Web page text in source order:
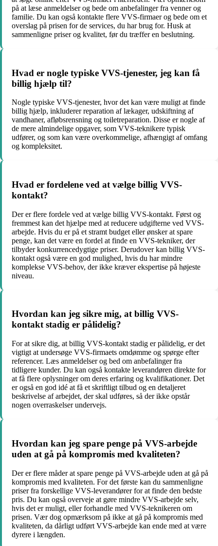
på at læse anmeldelser og bede om anbefalinger fra venner og
familie. Du kan også kontakte flere VVS-firmaer og bede om et
overslag på prisen for de services, du har brug for. Husk at
sammenligne priser og kvalitet, før du træffer en beslutning.
Hvad er nogle typiske VVS-tjenester, jeg kan få
billig hjælp til?
Nogle typiske VVS-tjenester, hvor det kan være muligt at finde
billig hjælp, inkluderer reparation af lækager, udskiftning af
vandhaner, afløbsrensning og toiletreparation. Disse er nogle af
de mere almindelige opgaver, som VVS-teknikere typisk
udfører, og som kan være overkommelige, afhængigt af omfang
og kompleksitet.
Hvad er fordelene ved at vælge billig VVS-
kontakt?
Der er flere fordele ved at vælge billig VVS-kontakt. Først og
fremmest kan det hjælpe med at reducere udgifterne ved VVS-
arbejde. Hvis du er på et stramt budget eller ønsker at spare
penge, kan det være en fordel at finde en VVS-tekniker, der
tilbyder konkurrencedygtige priser. Derudover kan billig VVS-
kontakt også være en god mulighed, hvis du har mindre
komplekse VVS-behov, der ikke kræver ekspertise på højeste
niveau.
Hvordan kan jeg sikre mig, at billig VVS-
kontakt stadig er pålidelig?
For at sikre dig, at billig VVS-kontakt stadig er pålidelig, er det
vigtigt at undersøge VVS-firmaets omdømme og spørge efter
referencer. Læs anmeldelser og bed om anbefalinger fra
tidligere kunder. Du kan også kontakte leverandøren direkte for
at få flere oplysninger om deres erfaring og kvalifikationer. Det
er også en god idé at få et skriftligt tilbud og en detaljeret
beskrivelse af arbejdet, der skal udføres, så der ikke opstår
nogen overraskelser undervejs.
Hvordan kan jeg spare penge på VVS-arbejde
uden at gå på kompromis med kvaliteten?
Der er flere måder at spare penge på VVS-arbejde uden at gå på
kompromis med kvaliteten. For det første kan du sammenligne
priser fra forskellige VVS-leverandører for at finde den bedste
pris. Du kan også overveje at gøre mindre VVS-arbejde selv,
hvis det er muligt, eller forhandle med VVS-teknikeren om
prisen. Vær dog opmærksom på ikke at gå på kompromis med
kvaliteten, da dårligt udført VVS-arbejde kan ende med at være
dyrere i længden.